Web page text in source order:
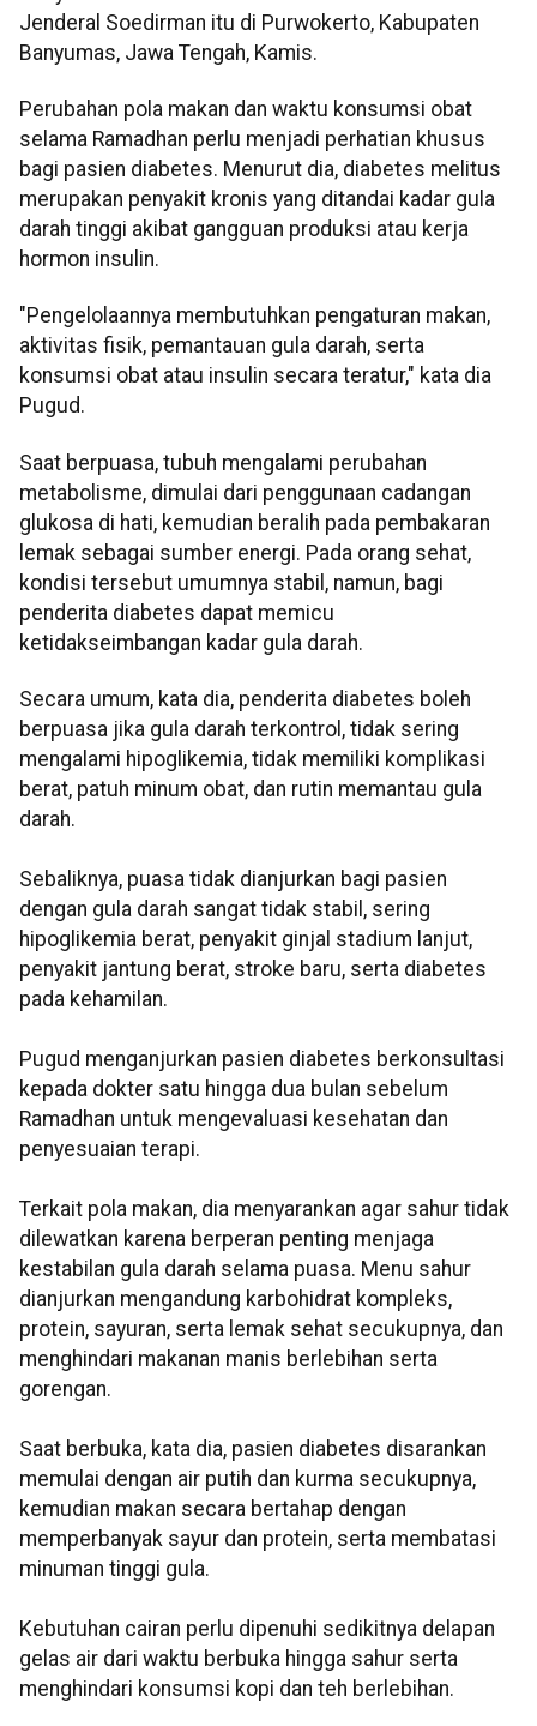
Jenderal Soedirman itu di Purwokerto, Kabupaten
Banyumas, Jawa Tengah, Kamis.
Perubahan pola makan dan waktu konsumsi obat
selama Ramadhan perlu menjadi perhatian khusus
bagi pasien diabetes. Menurut dia, diabetes melitus
merupakan penyakit kronis yang ditandai kadar gula
darah tinggi akibat gangguan produksi atau kerja
hormon insulin.
"Pengelolaannya membutuhkan pengaturan makan,
aktivitas fisik, pemantauan gula darah, serta
konsumsi obat atau insulin secara teratur," kata dia
Pugud.
Saat berpuasa, tubuh mengalami perubahan
metabolisme, dimulai dari penggunaan cadangan
glukosa di hati, kemudian beralih pada pembakaran
lemak sebagai sumber energi. Pada orang sehat,
kondisi tersebut umumnya stabil, namun, bagi
penderita diabetes dapat memicu
ketidakseimbangan kadar gula darah.
Secara umum, kata dia, penderita diabetes boleh
berpuasa jika gula darah terkontrol, tidak sering
mengalami hipoglikemia, tidak memiliki komplikasi
berat, patuh minum obat, dan rutin memantau gula
darah.
Sebaliknya, puasa tidak dianjurkan bagi pasien
dengan gula darah sangat tidak stabil, sering
hipoglikemia berat, penyakit ginjal stadium lanjut,
penyakit jantung berat, stroke baru, serta diabetes
pada kehamilan.
Pugud menganjurkan pasien diabetes berkonsultasi
kepada dokter satu hingga dua bulan sebelum
Ramadhan untuk mengevaluasi kesehatan dan
penyesuaian terapi.
Terkait pola makan, dia menyarankan agar sahur tidak
dilewatkan karena berperan penting menjaga
kestabilan gula darah selama puasa. Menu sahur
dianjurkan mengandung karbohidrat kompleks,
protein, sayuran, serta lemak sehat secukupnya, dan
menghindari makanan manis berlebihan serta
gorengan.
Saat berbuka, kata dia, pasien diabetes disarankan
memulai dengan air putih dan kurma secukupnya,
kemudian makan secara bertahap dengan
memperbanyak sayur dan protein, serta membatasi
minuman tinggi gula.
Kebutuhan cairan perlu dipenuhi sedikitnya delapan
gelas air dari waktu berbuka hingga sahur serta
menghindari konsumsi kopi dan teh berlebihan.